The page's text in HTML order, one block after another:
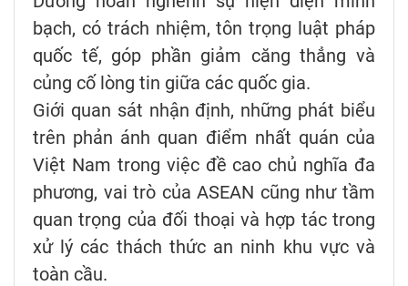
bạch, có trách nhiệm, tôn trọng luật pháp
quốc tế, góp phần giảm căng thẳng và
củng cố lòng tin giữa các quốc gia.
Giới quan sát nhận định, những phát biểu
trên phản ánh quan điểm nhất quán của
Việt Nam trong việc đề cao chủ nghĩa đa
phương, vai trò của ASEAN cũng như tầm
quan trọng của đối thoại và hợp tác trong
xử lý các thách thức an ninh khu vực và
toàn cầu.